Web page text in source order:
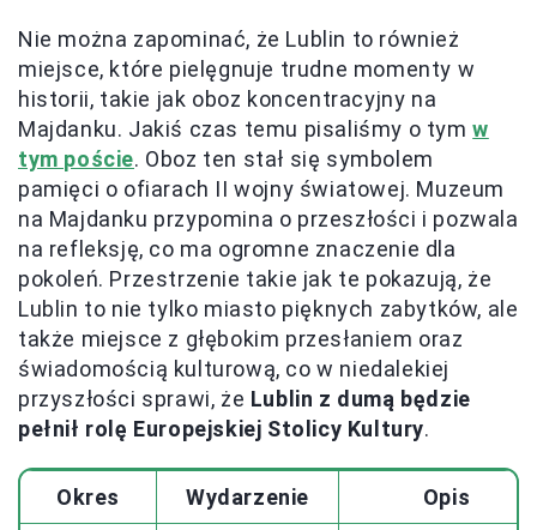
Nie można zapominać, że Lublin to również
miejsce, które pielęgnuje trudne momenty w
historii, takie jak oboz koncentracyjny na
Majdanku. Jakiś czas temu pisaliśmy o tymw
tym poście. Oboz ten stał się symbolem
pamięci o ofiarach II wojny światowej. Muzeum
na Majdanku przypomina o przeszłości i pozwala
na refleksję, co ma ogromne znaczenie dla
pokoleń. Przestrzenie takie jak te pokazują, że
Lublin to nie tylko miasto pięknych zabytków, ale
także miejsce z głębokim przesłaniem oraz
świadomością kulturową, co w niedalekiej
przyszłości sprawi, że Lublin z dumą będzie
pełnił rolę Europejskiej Stolicy Kultury.
Okres Wydarzenie Opis